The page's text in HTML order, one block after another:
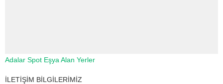
Adalar Spot Eşya Alan Yerler
İLETİŞİM BİLGİLERİMİZ